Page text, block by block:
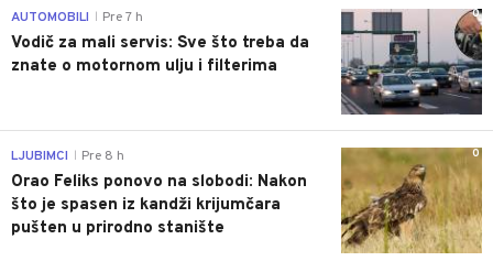
0
AUTOMOBILI Pre 7 h
Vodič za mali servis: Sve što treba da
znate o motornom ulju i filterima
0
LJUBIMCI Pre 8 h
Orao Feliks ponovo na slobodi: Nakon
što je spasen iz kandži krijumčara
pušten u prirodno stanište